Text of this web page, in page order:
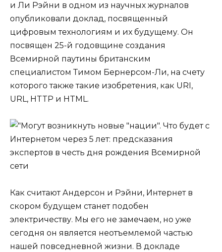
и Ли Рэйни в одном из научных журналов
опубликовали доклад, посвященный
цифровым технологиям и их будущему. Он
посвящен 25-й годовщине создания
Всемирной паутины британским
специалистом Тимом Бернерсом-Ли, на счету
которого также такие изобретения, как URI,
URL, HTTP и HTML.
Как считают Андерсон и Рэйни, Интернет в
скором будущем станет подобен
электричеству. Мы его не замечаем, но уже
сегодня он является неотъемлемой частью
нашей повседневной жизни. В докладе